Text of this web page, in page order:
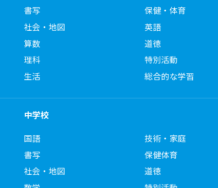
書写
社会・地図
算数
理科
生活
保健・体育
英語
道徳
特別活動
総合的な学習
中学校
国語
書写
社会・地図
技術・家庭
保健体育
道徳